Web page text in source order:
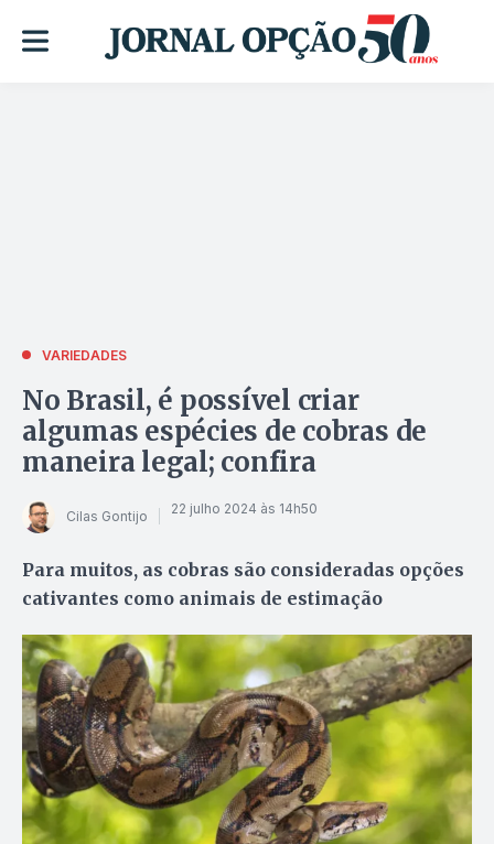
VARIEDADES
No Brasil, é possível criar
algumas espécies de cobras de
maneira legal; confira
Cilas Gontijo 22 julho 2024 às 14h50
Para muitos, as cobras são consideradas opções
cativantes como animais de estimação